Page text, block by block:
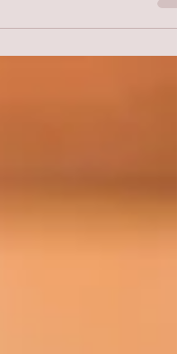
napojów na
jest tak dobrze poznany i